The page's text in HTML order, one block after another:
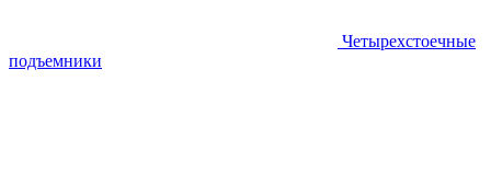
Четырехстоечные
подъемники